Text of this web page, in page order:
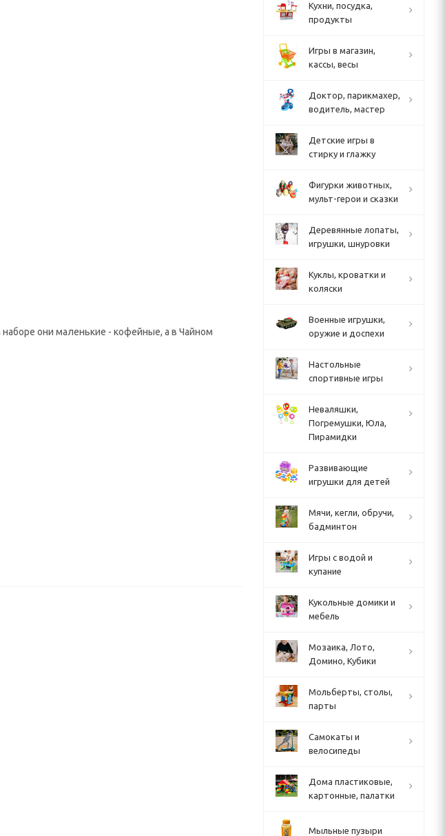
они маленькие - кофейные, а в Чайном
Кухни, посудка,
продукты
Игры в магазин,
кассы, весы
Доктор, парикмахер,
водитель, мастер
Детские игры в
стирку и глажку
Фигурки животных,
мульт-герои и сказки
Деревянные лопаты,
игрушки, шнуровки
Куклы, кроватки и
коляски
Военные игрушки,
оружие и доспехи
Настольные
спортивные игры
Неваляшки,
Погремушки, Юла,
Пирамидки
Развивающие
игрушки для детей
Мячи, кегли, обручи,
бадминтон
Игры с водой и
купание
Кукольные домики и
мебель
Мозаика, Лото,
Домино, Кубики
Мольберты, столы,
парты
Cамокаты и
велосипеды
Дома пластиковые,
картонные, палатки
Мыльные пузыри